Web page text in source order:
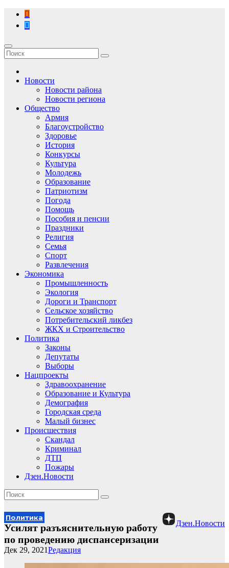
Перейти
содержимому
Новости
Новости района
Новости региона
Общество
Армия
Благоустройство
Здоровье
История
Конкурсы
Культура
Молодежь
Образование
Патриотизм
Погода
Помощь
Пособия и пенсии
Праздники
Религия
Семья
Спорт
Развлечения
Экономика
Промышленность
Экология
Дороги и Транспорт
Сельское хозяйство
Потребительский ликбез
ЖКХ и Строительство
Политика
Законы
Депутаты
Выборы
Нацпроекты
Здравоохранение
Образование и Культура
Демография
Городская среда
Малый бизнес
Происшествия
Скандал
Криминал
ДТП
Пожары
Дзен.Новости
Дзен.Новости
Политика
Усилят разъяснительную работу
по проведению диспансеризации
Редакция
Дек 29, 2021